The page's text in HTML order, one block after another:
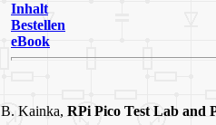
Inhalt
Bestellen
eBook
B. Kainka, RPi Pico Test Lab and